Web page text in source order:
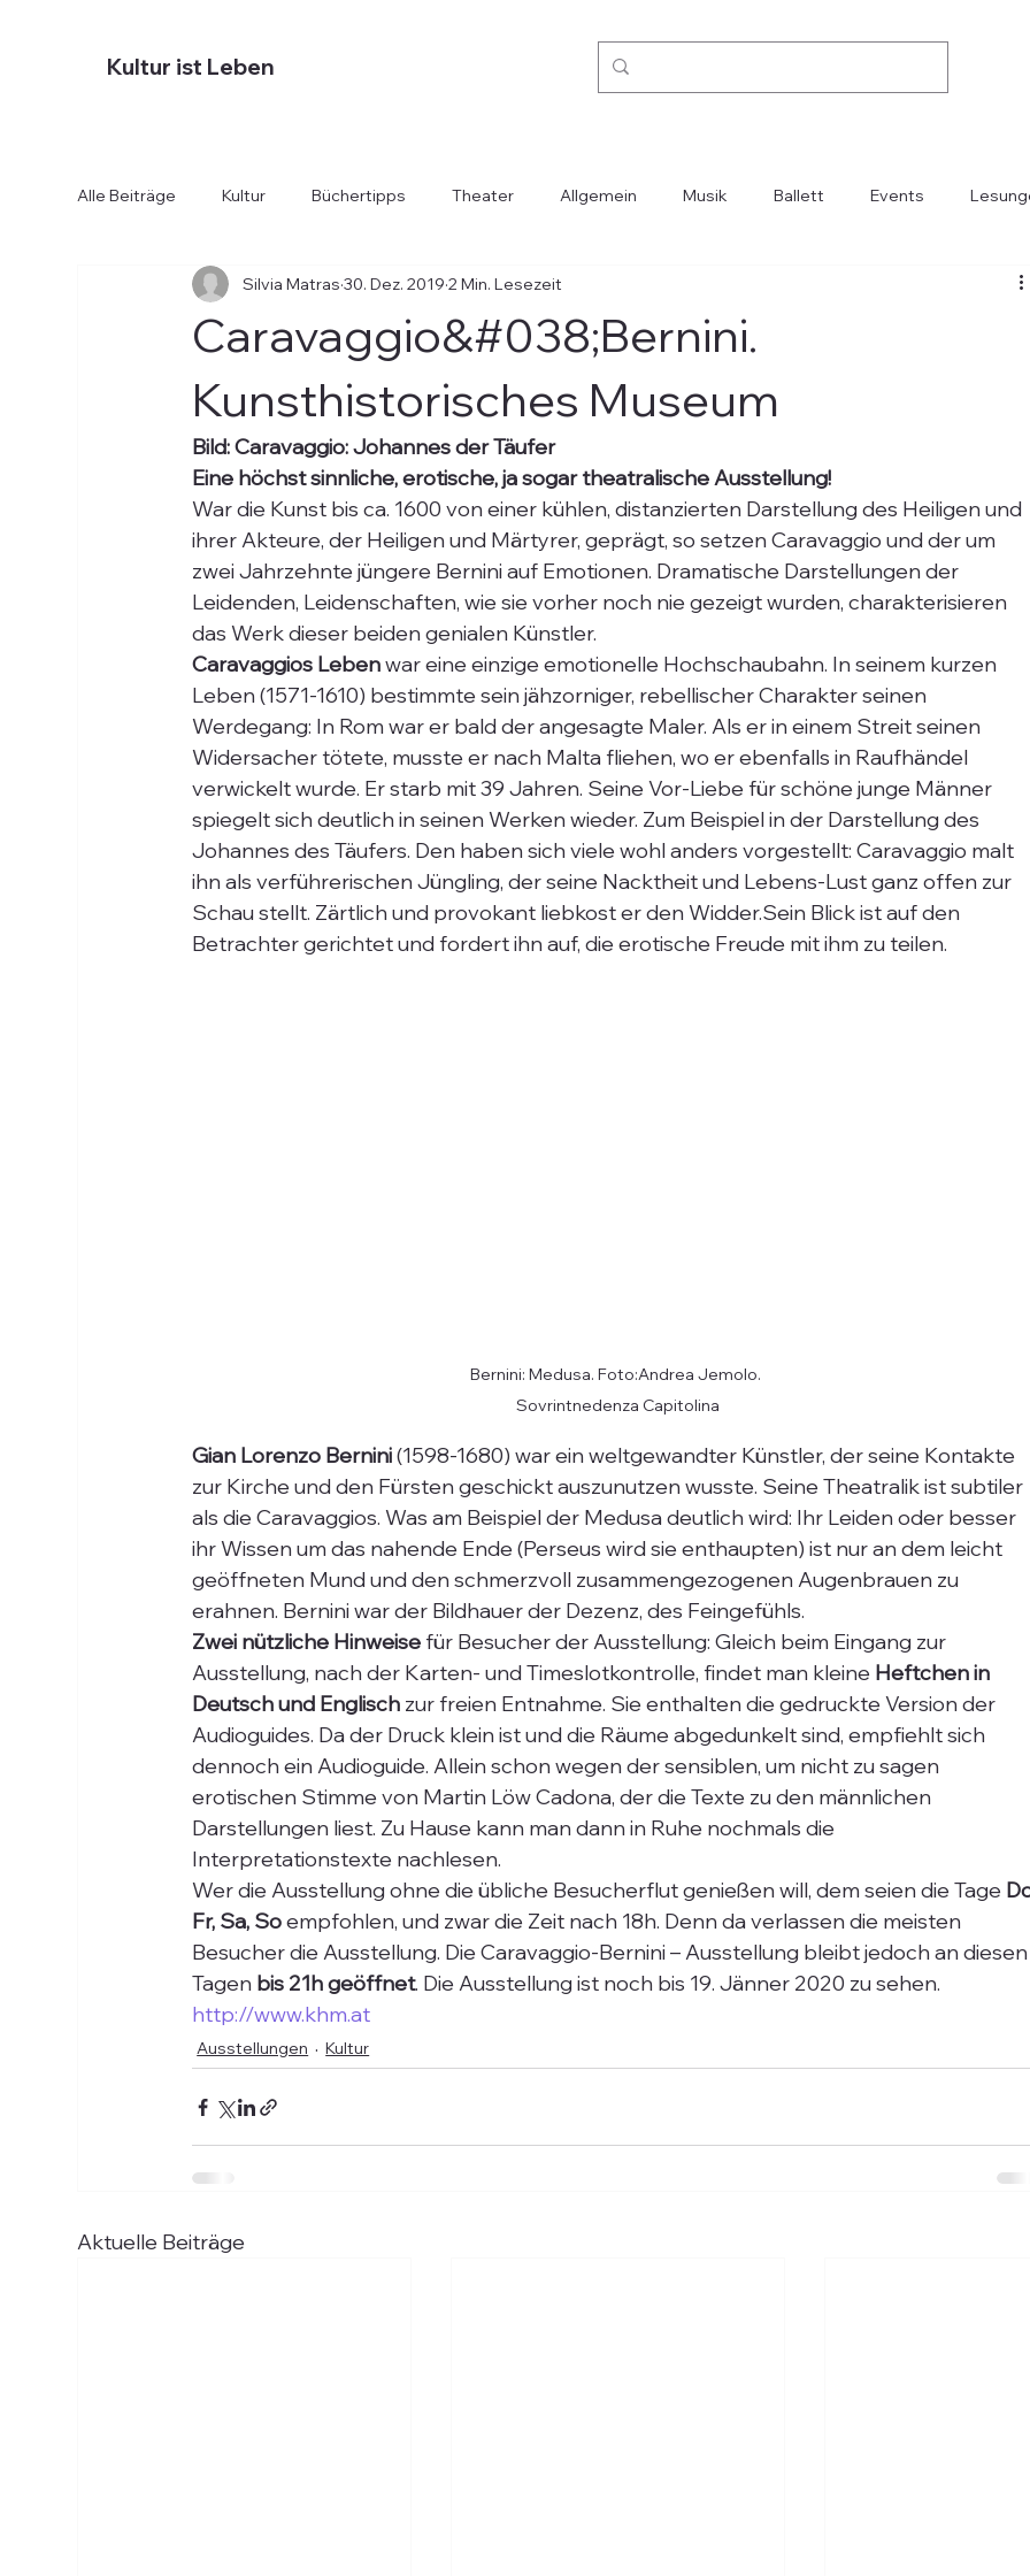
Kultur ist Leben
Alle Beiträge Kultur Büchertipps Theater Allgemein Musik Ballett Events
Diverses Essen und Trinken Hotels Kino
Caravaggio&#038;Bernini.
Kunsthistorisches Museum
Silvia Matras 30. Dez. 2019 2 Min. Lesezeit
Bild: Caravaggio: Johannes der Täufer
Eine höchst sinnliche, erotische, ja sogar theatralische Ausstellung!
War die Kunst bis ca. 1600 von einer kühlen, distanzierten Darstellung des Heiligen und
ihrer Akteure, der Heiligen und Märtyrer, geprägt, so setzen Caravaggio und der um
zwei Jahrzehnte jüngere Bernini auf Emotionen. Dramatische Darstellungen der
Leidenden, Leidenschaften, wie sie vorher noch nie gezeigt wurden, charakterisieren
das Werk dieser beiden genialen Künstler.
Caravaggios Leben war eine einzige emotionelle Hochschaubahn. In seinem kurzen
Leben (1571-1610) bestimmte sein jähzorniger, rebellischer Charakter seinen
Werdegang: In Rom war er bald der angesagte Maler. Als er in einem Streit seinen
Widersacher tötete, musste er nach Malta fliehen, wo er ebenfalls in Raufhändel
verwickelt wurde. Er starb mit 39 Jahren. Seine Vor-Liebe für schöne junge Männer
spiegelt sich deutlich in seinen Werken wieder. Zum Beispiel in der Darstellung des
Johannes des Täufers. Den haben sich viele wohl anders vorgestellt: Caravaggio malt
ihn als verführerischen Jüngling, der seine Nacktheit und Lebens-Lust ganz offen zur
Schau stellt. Zärtlich und provokant liebkost er den Widder.Sein Blick ist auf den
Betrachter gerichtet und fordert ihn auf, die erotische Freude mit ihm zu teilen.
Bernini: Medusa. Foto:Andrea Jemolo.
Sovrintnedenza Capitolina
Gian Lorenzo Bernini (1598-1680) war ein weltgewandter Künstler, der seine Kontakte
zur Kirche und den Fürsten geschickt auszunutzen wusste. Seine Theatralik ist subtiler
als die Caravaggios. Was am Beispiel der Medusa deutlich wird: Ihr Leiden oder besser
ihr Wissen um das nahende Ende (Perseus wird sie enthaupten) ist nur an dem leicht
geöffneten Mund und den schmerzvoll zusammengezogenen Augenbrauen zu
erahnen. Bernini war der Bildhauer der Dezenz, des Feingefühls.
Zwei nützliche Hinweise für Besucher der Ausstellung: Gleich beim Eingang zur
Ausstellung, nach der Karten- und Timeslotkontrolle, findet man kleine Heftchen in
Deutsch und Englisch zur freien Entnahme. Sie enthalten die gedruckte Version der
Audioguides. Da der Druck klein ist und die Räume abgedunkelt sind, empfiehlt sich
dennoch ein Audioguide. Allein schon wegen der sensiblen, um nicht zu sagen
erotischen Stimme von Martin Löw Cadona, der die Texte zu den männlichen
Darstellungen liest. Zu Hause kann man dann in Ruhe nochmals die
Interpretationstexte nachlesen.
Wer die Ausstellung ohne die übliche Besucherflut genießen will, dem seien die Tage
Fr, Sa, So empfohlen, und zwar die Zeit nach 18h. Denn da verlassen die meisten
Besucher die Ausstellung. Die Caravaggio-Bernini – Ausstellung bleibt jedoch an
Tagen bis 21h geöffnet. Die Ausstellung ist noch bis 19. Jänner 2020 zu sehen.
http://www.khm.at
Ausstellungen Kultur
Aktuelle Beiträge